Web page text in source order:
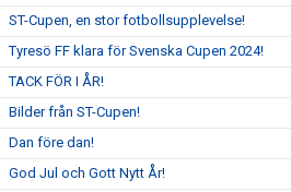
ST-Cupen, en stor fotbollsupplevelse!
Tyresö FF klara för Svenska Cupen 2024!
TACK FÖR I ÅR!
Bilder från ST-Cupen!
Dan före dan!
God Jul och Gott Nytt År!